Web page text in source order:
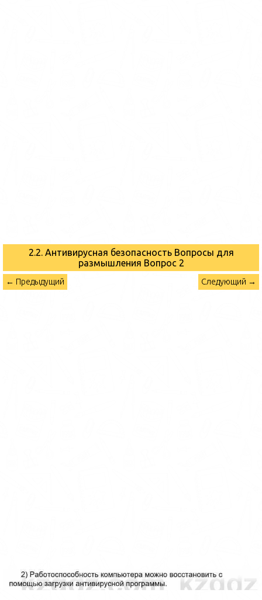
2.2. Антивирусная безопасность Вопросы для
размышления Вопрос 2
← Предыдущий Следующий →